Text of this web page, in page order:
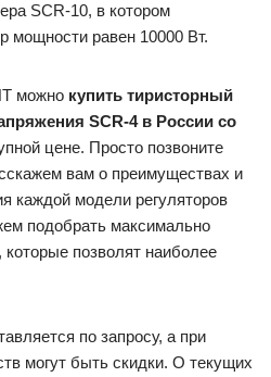
SCR-10, в котором
мощности равен 10000 Вт.
можно купить тиристорный
SCR-4 в России со
цене. Просто позвоните
вам о преимуществах и
каждой модели регуляторов
подобрать максимально
позволят наиболее
по запросу, а при
могут быть скидки. О текущих